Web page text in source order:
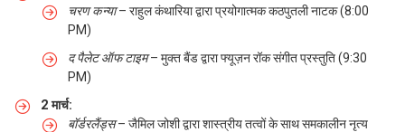
चरण कन्या– राहुल कंथारिया द्वारा प्रयोगात्मक कठपुतली नाटक (8:00
PM)
द पैलेट ऑफ टाइम– मुक्त बैंड द्वारा फ्यूज़न रॉक संगीत प्रस्तुति (9:30
PM)
2 मार्च:
बॉर्डरलैंड्स– जैमिल जोशी द्वारा शास्त्रीय तत्वों के साथ समकालीन नृत्य